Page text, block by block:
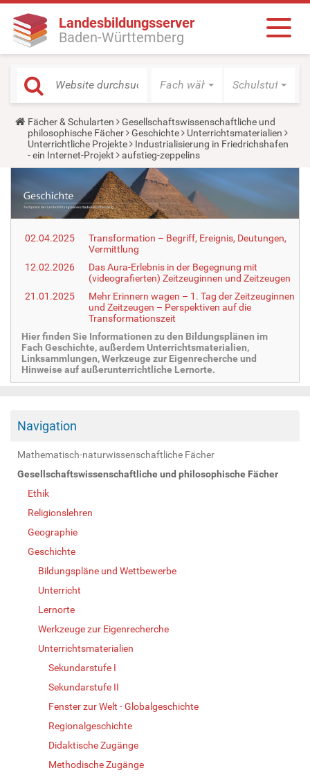
Landesbildungsserver
Baden-Württemberg
Fach wählen Schulstufe
Y
o
u
a
r
e
r
e
Fächer & Schularten
Gesellschaftswissenschaftliche und
philosophische Fächer
Geschichte
Unterrichtsmaterialien
Unterrichtliche Projekte
Industrialisierung in Friedrichshafen
- ein Internet-Projekt
aufstieg-zeppelins
02.04.2025
Transformation – Begriff, Ereignis, Deutungen,
Vermittlung
12.02.2026
Das Aura-Erlebnis in der Begegnung mit
(videografierten) Zeitzeuginnen und Zeitzeugen
21.01.2025
Mehr Erinnern wagen – 1. Tag der Zeitzeuginnen
und Zeitzeugen – Perspektiven auf die
Transformationszeit
Hier finden Sie Informationen zu den Bildungsplänen im
Fach Geschichte, außerdem Unterrichtsmaterialien,
Linksammlungen, Werkzeuge zur Eigenrecherche und
Hinweise auf außerunterrichtliche Lernorte.
Navigation
Mathematisch-naturwissenschaftliche Fächer
Gesellschaftswissenschaftliche und philosophische Fächer
Ethik
Religionslehren
Geographie
Geschichte
Bildungspläne und Wettbewerbe
Unterricht
Lernorte
Werkzeuge zur Eigenrecherche
Unterrichtsmaterialien
Sekundarstufe I
Sekundarstufe II
Fenster zur Welt - Globalgeschichte
Regionalgeschichte
Didaktische Zugänge
Methodische Zugänge